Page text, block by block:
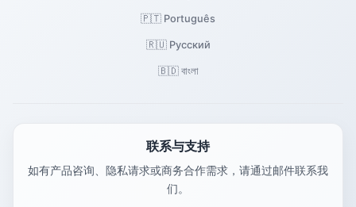
🇵🇹 Português
🇷🇺 Русский
🇧🇩 বাংলা
联系与支持
如有产品咨询、隐私请求或商务合作需求，请通过邮件联系我
们。